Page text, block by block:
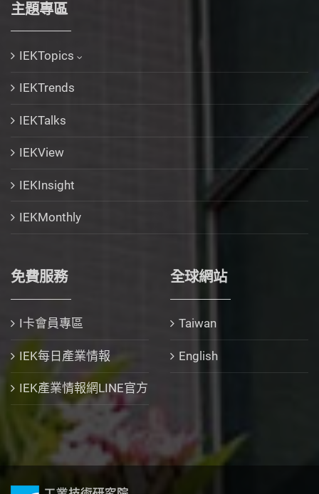
主題專區
IEKTopics
IEKTrends
IEKTalks
IEKView
IEKInsight
IEKMonthly
免費服務
I卡會員專區
IEK每日產業情報
IEK產業情報網LINE官方
全球網站
Taiwan
English